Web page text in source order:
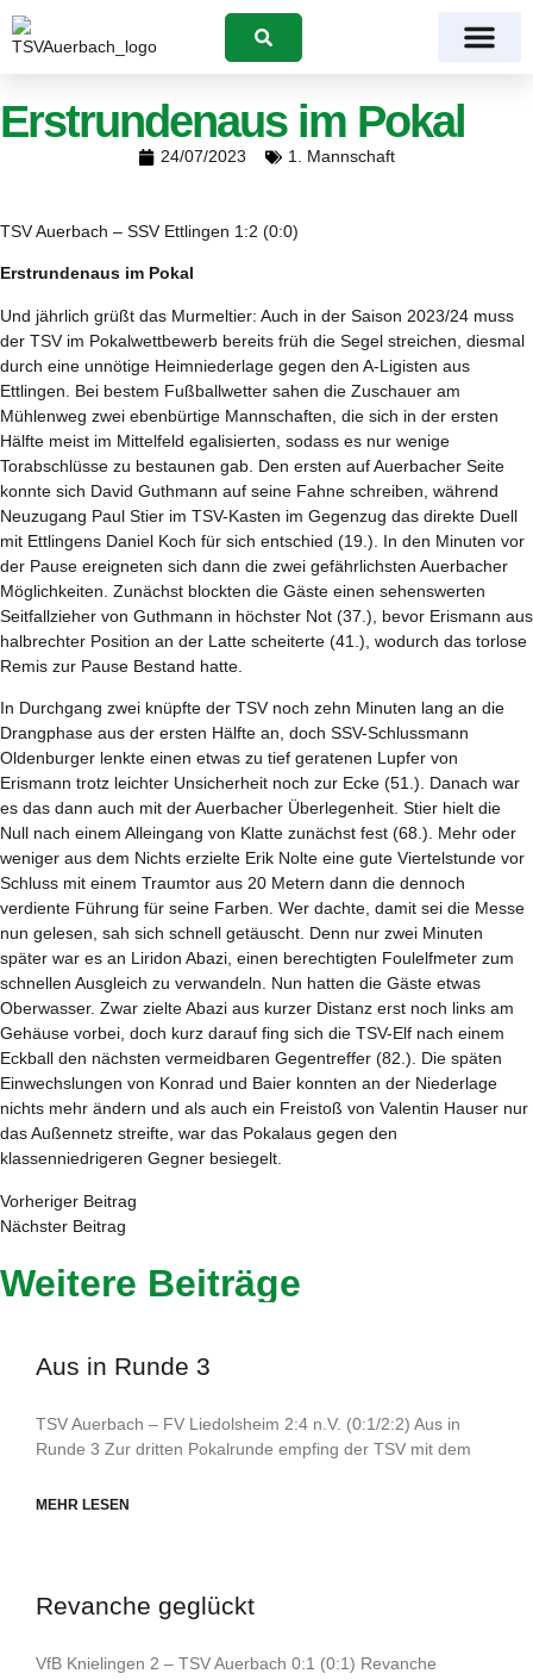
Suchen
Erstrundenaus im Pokal
24/07/2023 1. Mannschaft
TSV Auerbach – SSV Ettlingen 1:2 (0:0)
Erstrundenaus im Pokal
Und jährlich grüßt das Murmeltier: Auch in der Saison 2023/24 muss
der TSV im Pokalwettbewerb bereits früh die Segel streichen, diesmal
durch eine unnötige Heimniederlage gegen den A-Ligisten aus
Ettlingen. Bei bestem Fußballwetter sahen die Zuschauer am
Mühlenweg zwei ebenbürtige Mannschaften, die sich in der ersten
Hälfte meist im Mittelfeld egalisierten, sodass es nur wenige
Torabschlüsse zu bestaunen gab. Den ersten auf Auerbacher Seite
konnte sich David Guthmann auf seine Fahne schreiben, während
Neuzugang Paul Stier im TSV-Kasten im Gegenzug das direkte Duell
mit Ettlingens Daniel Koch für sich entschied (19.). In den Minuten vor
der Pause ereigneten sich dann die zwei gefährlichsten Auerbacher
Möglichkeiten. Zunächst blockten die Gäste einen sehenswerten
Seitfallzieher von Guthmann in höchster Not (37.), bevor Erismann aus
halbrechter Position an der Latte scheiterte (41.), wodurch das torlose
Remis zur Pause Bestand hatte.
In Durchgang zwei knüpfte der TSV noch zehn Minuten lang an die
Drangphase aus der ersten Hälfte an, doch SSV-Schlussmann
Oldenburger lenkte einen etwas zu tief geratenen Lupfer von
Erismann trotz leichter Unsicherheit noch zur Ecke (51.). Danach war
es das dann auch mit der Auerbacher Überlegenheit. Stier hielt die
Null nach einem Alleingang von Klatte zunächst fest (68.). Mehr oder
weniger aus dem Nichts erzielte Erik Nolte eine gute Viertelstunde vor
Schluss mit einem Traumtor aus 20 Metern dann die dennoch
verdiente Führung für seine Farben. Wer dachte, damit sei die Messe
nun gelesen, sah sich schnell getäuscht. Denn nur zwei Minuten
später war es an Liridon Abazi, einen berechtigten Foulelfmeter zum
schnellen Ausgleich zu verwandeln. Nun hatten die Gäste etwas
Oberwasser. Zwar zielte Abazi aus kurzer Distanz erst noch links am
Gehäuse vorbei, doch kurz darauf fing sich die TSV-Elf nach einem
Eckball den nächsten vermeidbaren Gegentreffer (82.). Die späten
Einwechslungen von Konrad und Baier konnten an der Niederlage
nichts mehr ändern und als auch ein Freistoß von Valentin Hauser nur
das Außennetz streifte, war das Pokalaus gegen den
klassenniedrigeren Gegner besiegelt.
Vorheriger Beitrag
Nächster Beitrag
Weitere Beiträge
Aus in Runde 3
TSV Auerbach – FV Liedolsheim 2:4 n.V. (0:1/2:2) Aus in
Runde 3 Zur dritten Pokalrunde empfing der TSV mit dem
MEHR LESEN
Revanche geglückt
VfB Knielingen 2 – TSV Auerbach 0:1 (0:1) Revanche